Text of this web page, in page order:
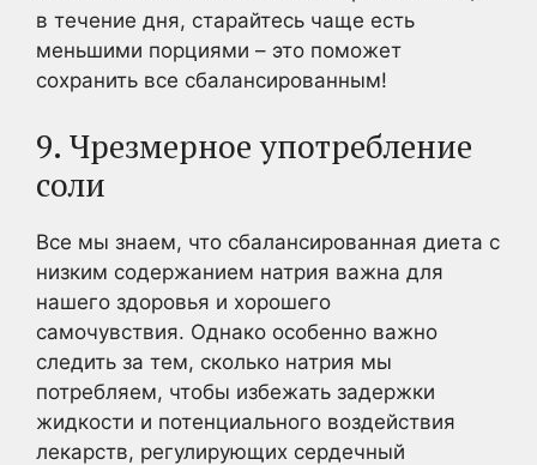
в течение дня, старайтесь чаще есть
меньшими порциями – это поможет
сохранить все сбалансированным!
9. Чрезмерное употребление
соли
Все мы знаем, что сбалансированная диета с
низким содержанием натрия важна для
нашего здоровья и хорошего
самочувствия. Однако особенно важно
следить за тем, сколько натрия мы
потребляем, чтобы избежать задержки
жидкости и потенциального воздействия
лекарств, регулирующих сердечный